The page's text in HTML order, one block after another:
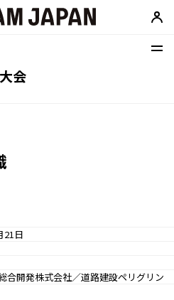
会
21日
合開発株式会社／道路建設ペリグリン